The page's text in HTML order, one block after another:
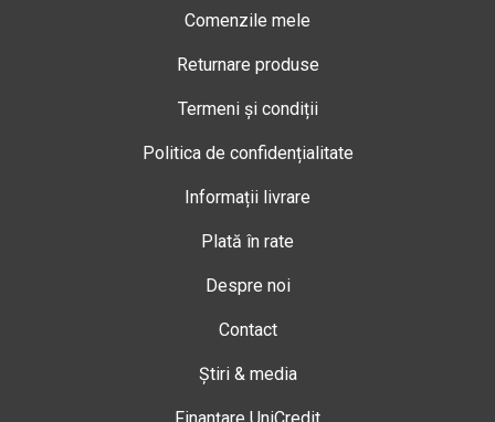
Comenzile mele
Returnare produse
Termeni și condiții
Politica de confidențialitate
Informații livrare
Plată în rate
Despre noi
Contact
Știri & media